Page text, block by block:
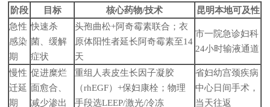
阶段 目标 核心药物/技术
昆明本地可及性
急性
感染
期
快速杀
菌、缓解
症状
头孢曲松+阿奇霉素联合；衣
原体阳性者延长阿奇霉素至14
天
市一院急诊妇科
24小时输液通道
慢性
迁延
期
促进糜烂
面愈合、
减少渗出
重组人表皮生长因子凝胶
（rhEGF）+保妇康栓；物理
手段选LEEP/激光/冷冻
省妇幼宫颈疾病
中心日间手术，
当天往返